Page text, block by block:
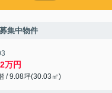
集中物件
万円
/ 9.08坪(30.03㎡)